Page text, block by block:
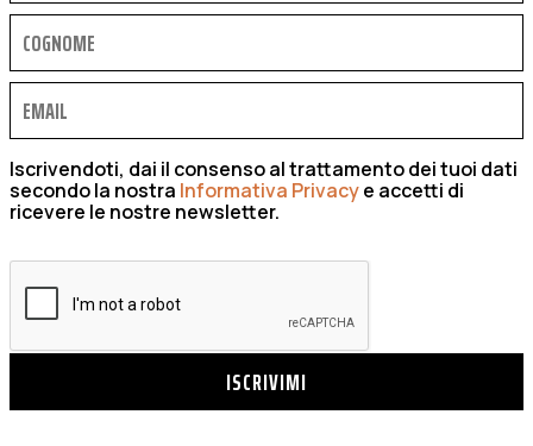
Iscrivendoti, dai il consenso al trattamento dei tuoi dati
secondo la nostra Informativa Privacye accetti di
ricevere le nostre newsletter.
ISCRIVIMI